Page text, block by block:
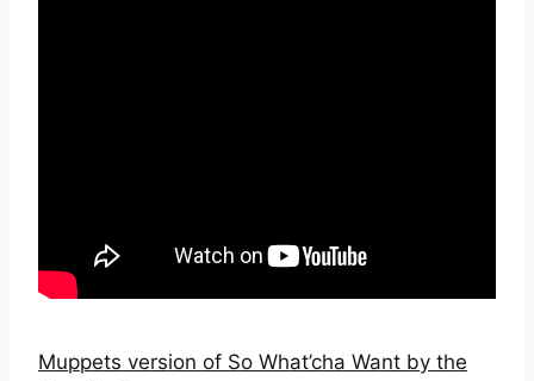
Muppets version of So What’cha Want by the